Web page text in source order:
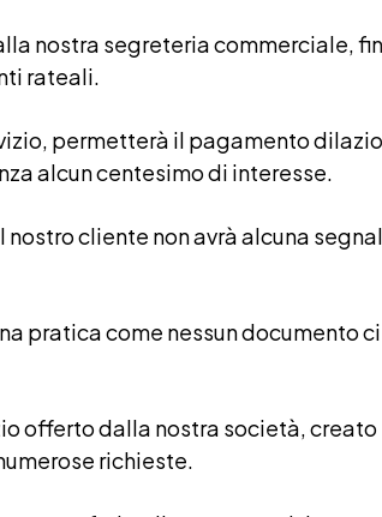
nostra segreteria commerciale,
rateali.
permetterà il pagamento
alcun centesimo di interesse.
cliente non avrà alcuna
pratica come nessun documento
offerto dalla nostra società, creato
richieste.